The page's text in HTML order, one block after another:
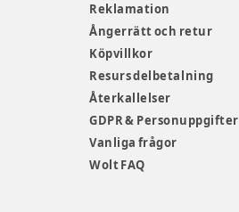
Reklamation
Ångerrätt och retur
Köpvillkor
Resurs delbetalning
Återkallelser
GDPR & Personuppgifter
Vanliga frågor
Wolt FAQ